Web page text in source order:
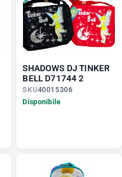
SHADOWS DJ TINKER
BELL D71744 2
SKU40015306
Disponibile